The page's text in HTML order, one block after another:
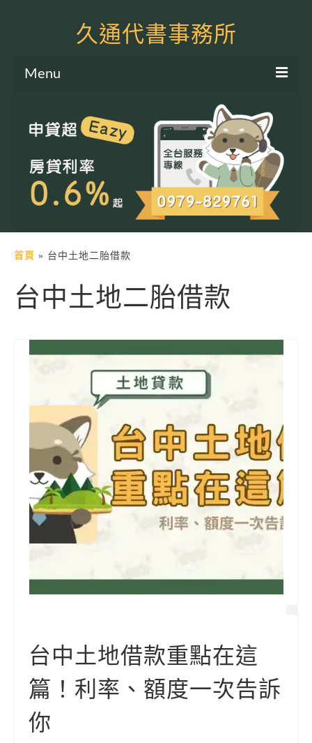
久通代書事務所
Menu
土地二胎申貸
房屋二胎申貸
軍公教貸款
土地貸款
房屋貸款
信用貸款
代書貸款
銀行貸款
其他貸款
申貸Q&A
久通專欄
時事解析
生活理財
首頁 » 台中土地二胎借款
台中土地二胎借款
台中土地借款重點在這
篇！利率、額度一次告訴
你